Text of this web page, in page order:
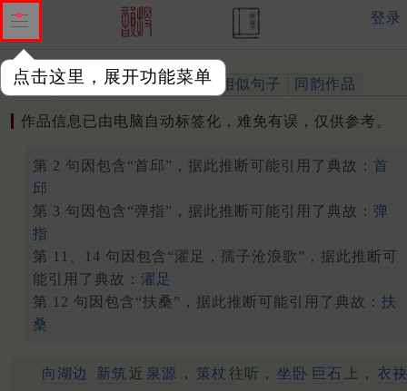
点击这里，展开功能菜单
登录
作品 标注四声 出处、引用 相似句子 同韵作品
作品信息已由电脑自动标签化，难免有误，仅供参考。
第 2 句因包含“首邱”，据此推断可能引用了典故： 首
邱
第 3 句因包含“弹指”，据此推断可能引用了典故： 弹
指
第 11、14 句因包含“濯足，孺子沧浪歌”，据此推断可
能引用了典故： 濯足
第 12 句因包含“扶桑”，据此推断可能引用了典故： 扶
桑
向湖边 新筑 近 泉源 ， 策杖 往听， 坐卧 巨石 上， 衣袂